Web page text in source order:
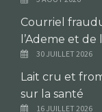
Courriel
l’Ademe et de
30 JUILLET 2026
Lait cru et
sur la santé
16 JUILLET 2026